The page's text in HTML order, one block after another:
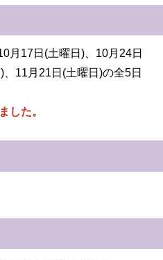
月17日(土曜日)、10月24日
11月21日(土曜日)の全5日
した。